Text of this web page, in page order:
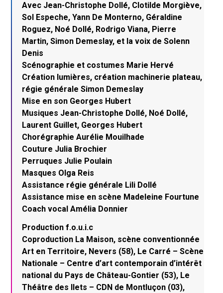
Avec Jean-Christophe Dollé, Clotilde Morgiève,
Sol Espeche, Yann De Monterno, Géraldine
Roguez, Noé Dollé, Rodrigo Viana, Pierre
Martin, Simon Demeslay, et la voix de Solenn
Denis
Scénographie et costumes Marie Hervé
Création lumières, création machinerie plateau,
régie générale Simon Demeslay
Mise en son Georges Hubert
Musiques Jean-Christophe Dollé, Noé Dollé,
Laurent Guillet, Georges Hubert
Chorégraphie Aurélie Mouilhade
Couture Julia Brochier
Perruques Julie Poulain
Masques Olga Reis
Assistance régie générale Lili Dollé
Assistance mise en scène Madeleine Fourtune
Coach vocal Amélia Donnier
Production f.o.u.i.c
Coproduction La Maison, scène conventionnée
Art en Territoire, Nevers (58), Le Carré – Scène
Nationale – Centre d’art contemporain d’intérêt
national du Pays de Château-Gontier (53), Le
Théâtre des Ilets – CDN de Montluçon (03),